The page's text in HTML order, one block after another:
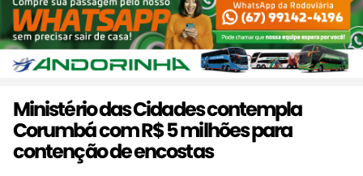
Ministério das Cidades contempla
Corumbá com R$ 5 milhões para
contenção de encostas